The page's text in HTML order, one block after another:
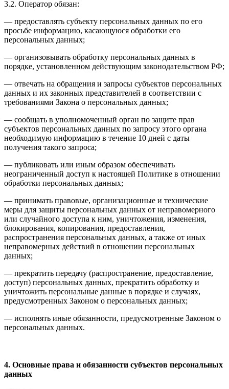
3.2. Оператор обязан:
— предоставлять субъекту персональных данных по его
просьбе информацию, касающуюся обработки его
персональных данных;
— организовывать обработку персональных данных в
порядке, установленном действующим законодательством РФ;
— отвечать на обращения и запросы субъектов персональных
данных и их законных представителей в соответствии с
требованиями Закона о персональных данных;
— сообщать в уполномоченный орган по защите прав
субъектов персональных данных по запросу этого органа
необходимую информацию в течение 10 дней с даты
получения такого запроса;
— публиковать или иным образом обеспечивать
неограниченный доступ к настоящей Политике в отношении
обработки персональных данных;
— принимать правовые, организационные и технические
меры для защиты персональных данных от неправомерного
или случайного доступа к ним, уничтожения, изменения,
блокирования, копирования, предоставления,
распространения персональных данных, а также от иных
неправомерных действий в отношении персональных
данных;
— прекратить передачу (распространение, предоставление,
доступ) персональных данных, прекратить обработку и
уничтожить персональные данные в порядке и случаях,
предусмотренных Законом о персональных данных;
— исполнять иные обязанности, предусмотренные Законом о
персональных данных.
4. Основные права и обязанности субъектов персональных
данных